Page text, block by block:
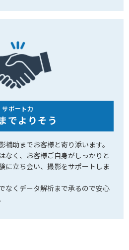
サポート力
でよりそう
補助までお客様と寄り添います。
なく、お客様ご自身がしっかりと
に立ち会い、撮影をサポートしま
なくデータ解析まで承るので安心